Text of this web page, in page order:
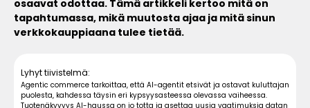
osaavat odottaa. Tämä artikkeli kertoo mitä on
tapahtumassa, mikä muutosta ajaa ja mitä sinun
verkkokauppiaana tulee tietää.
Lyhyt tiivistelmä:
Agentic commerce tarkoittaa, että AI-agentit etsivät ja ostavat kuluttajan
puolesta, kahdessa täysin eri kypsyysasteessa olevassa vaiheessa.
Tuotenäkyvyys AI-haussa on jo totta ja asettaa uusia vaatimuksia datan